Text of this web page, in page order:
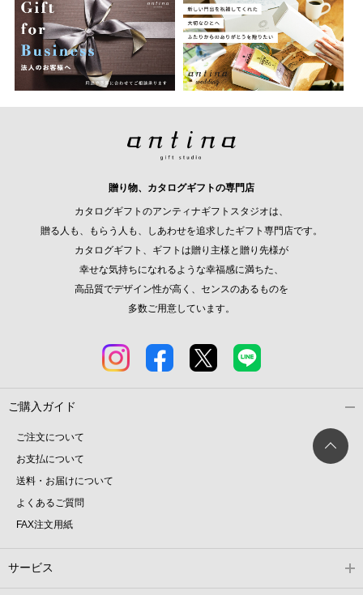
贈り物、カタログギフトの専門店
カタログギフトのアンティナギフトスタジオは、
贈る人も、もらう人も、しあわせを追求したギフト専門店です。
カタログギフト、ギフトは贈り主様と贈り先様が
幸せな気持ちになれるような幸福感に満ちた、
高品質でデザイン性が高く、センスのあるものを
多数ご用意しています。
ご購入ガイド
ご注文について
お支払について
送料・お届けについて
よくあるご質問
FAX注文用紙
サービス